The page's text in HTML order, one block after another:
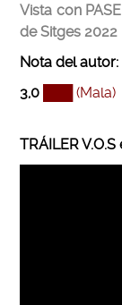
Vista con
de Sitges 2022
Nota del autor:
3,0
███ (Mala)
TRÁILER